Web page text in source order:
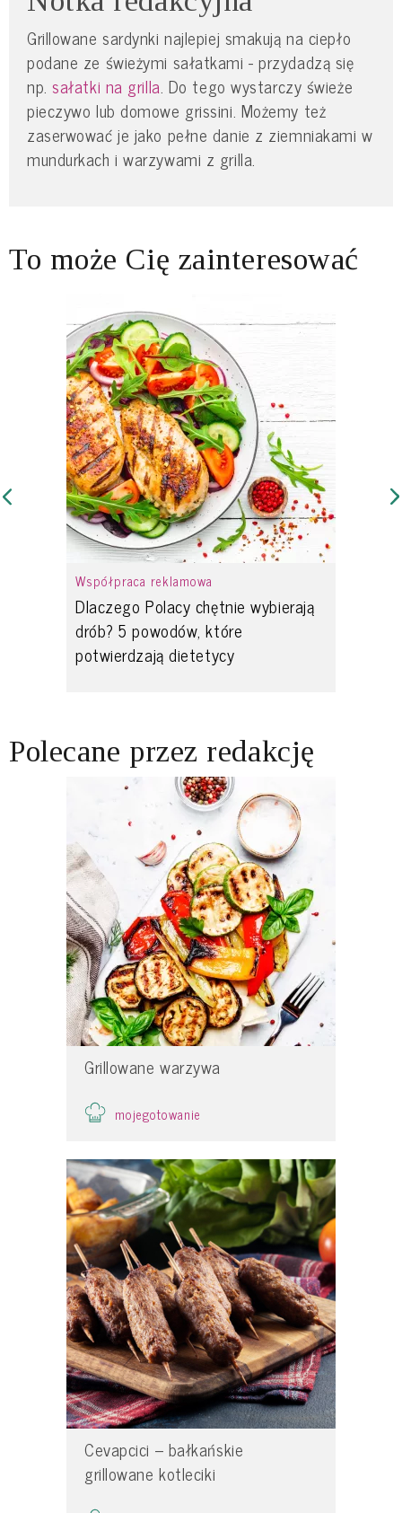
Grillowane sardynki najlepiej smakują na ciepło
podane ze świeżymi sałatkami - przydadzą się
np.sałatki na grilla. Do tego wystarczy świeże
pieczywo lub domowe grissini. Możemy też
zaserwować je jako pełne danie z ziemniakami w
mundurkach i warzywami z grilla.
To może Cię zainteresować
Współpraca reklamowa
Dlaczego Polacy chętnie wybierają
drób? 5 powodów, które
potwierdzają dietetycy
Polecane przez redakcję
Grillowane warzywa
mojegotowanie
Cevapcici – bałkańskie
grillowane kotleciki